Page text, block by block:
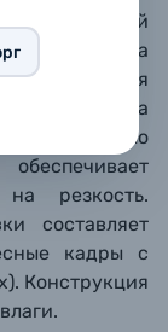
асферический
На
удержания
на
по
резкость.
составляет
кадры с
Конструкция